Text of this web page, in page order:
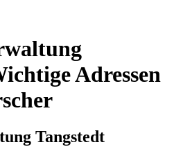
Adressen
Tangstedt